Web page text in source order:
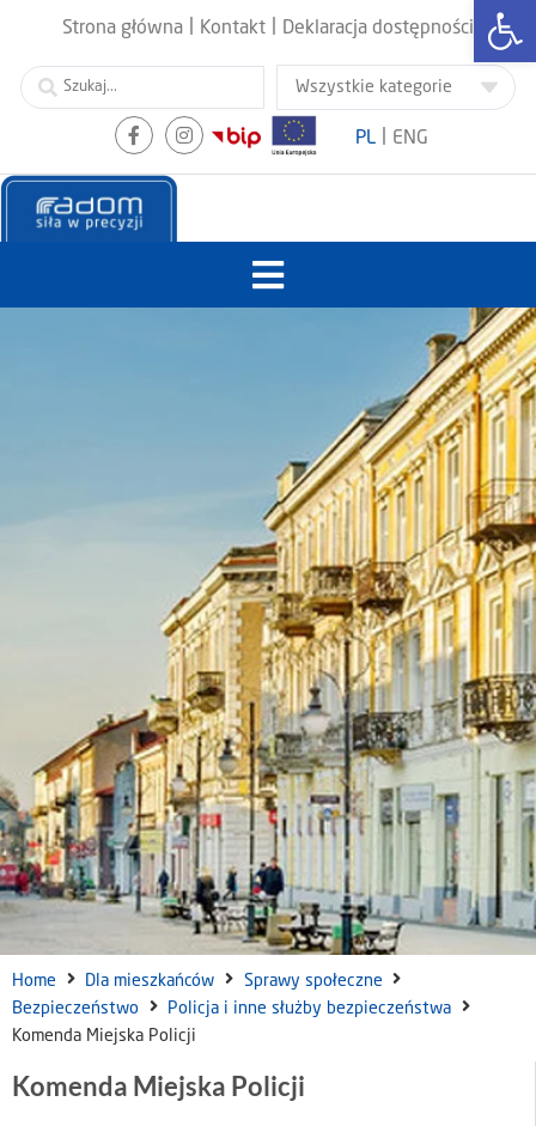
Strona główna Kontakt Deklaracja dostępności
PL ENG
Home Dla mieszkańców
Sprawy społeczne
Bezpieczeństwo
Policja i inne służby bezpieczeństwa
Komenda Miejska Policji
Komenda Miejska Policji